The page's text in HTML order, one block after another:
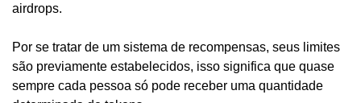
airdrops.
Por se tratar de um sistema de recompensas, seus limites
são previamente estabelecidos, isso significa que quase
sempre cada pessoa só pode receber uma quantidade